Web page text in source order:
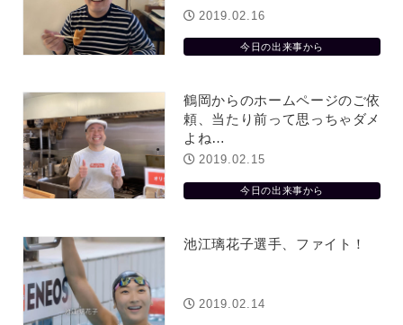
今日の出来事から
2019.02.16
鶴岡からのホームページのご依
頼、当たり前って思っちゃダメ
よね…
今日の出来事から
2019.02.15
池江璃花子選手、ファイト！
2019.02.14